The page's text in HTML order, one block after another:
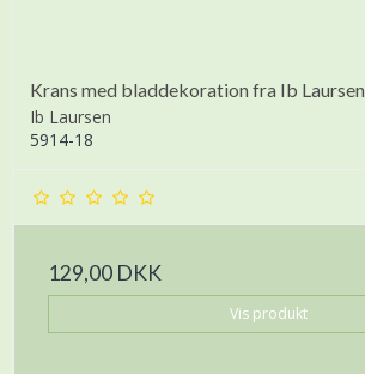
Krans med bladdekoration fra Ib Laursen
Ib Laursen
5914-18
129,00 DKK
Vis produkt